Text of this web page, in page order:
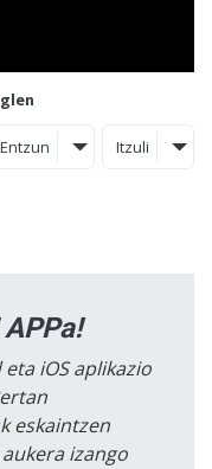
Entzun Itzuli
APPa!
iOS aplikazio
eskaintzen
izango